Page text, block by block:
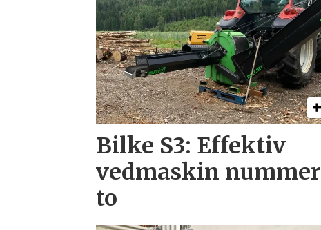
Bilke S3: Effektiv
vedmaskin nummer
to